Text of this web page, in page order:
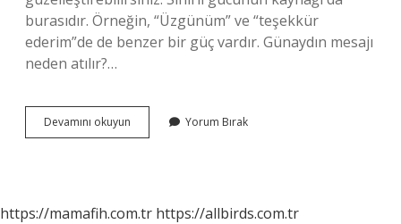
burasıdır. Örneğin, “Üzgünüm” ve “teşekkür
ederim”de de benzer bir güç vardır. Günaydın mesajı
neden atılır?…
Devamını okuyun Günaydın
Ne
Yorum Bırak
https://mamafih.com.tr https://allbirds.com.tr